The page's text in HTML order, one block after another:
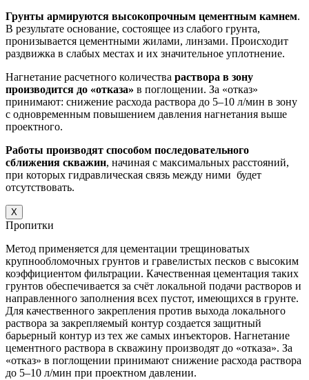
Грунты армируются высокопрочным цементным камнем.
В результате основание, состоящее из слабого грунта,
пронизывается цементными жилами, линзами. Происходит
раздвижка в слабых местах и их значительное уплотнение.
Нагнетание расчетного количества раствора в зону
производится до «отказа» в поглощении. За «отказ»
принимают: снижение расхода раствора до 5–10 л/мин в зону
с одновременным повышением давления нагнетания выше
проектного.
Работы производят способом последовательного
сближения скважин, начиная с максимальных расстояний,
при которых гидравлическая связь между ними будет
отсутствовать.
X
Пропитки
Метод применяется для цементации трещиноватых
крупнообломочных грунтов и гравелистых песков с высоким
коэффициентом фильтрации. Качественная цементация таких
грунтов обеспечивается за счёт локальной подачи растворов и
направленного заполнения всех пустот, имеющихся в грунте.
Для качественного закрепления против выхода локального
раствора за закрепляемый контур создается защитный
барьерный контур из тех же самых инъекторов. Нагнетание
цементного раствора в скважину производят до «отказа». За
«отказ» в поглощении принимают снижение расхода раствора
до 5–10 л/мин при проектном давлении.